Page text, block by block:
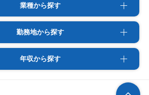
業種から探す
勤務地から探す
年収から探す